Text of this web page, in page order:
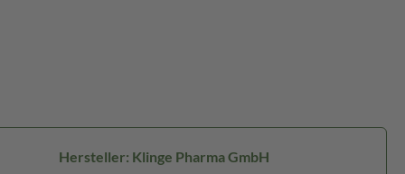
Hersteller: Klinge Pharma GmbH